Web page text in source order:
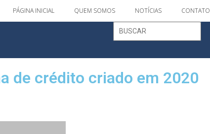
PÁGINA INICIAL QUEM SOMOS NOTÍCIAS CONTATO
de crédito criado em 2020